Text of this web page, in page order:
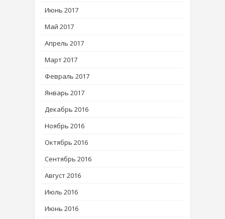
Июнь 2017
Май 2017
Апрель 2017
Март 2017
Февраль 2017
Январь 2017
Декабрь 2016
Ноябрь 2016
Октябрь 2016
Сентябрь 2016
Август 2016
Июль 2016
Июнь 2016